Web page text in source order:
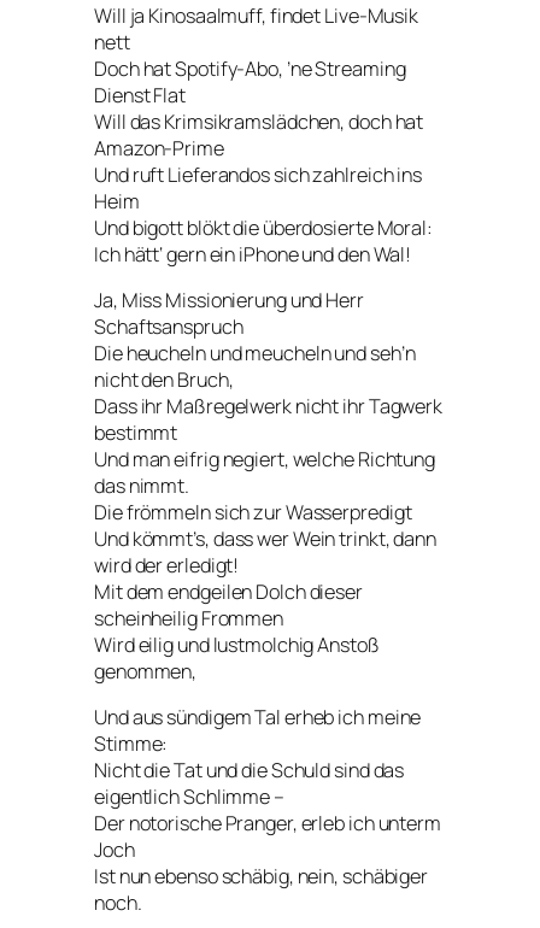
Will ja Kinosaalmuff, findet Live-Musik
nett
Doch hat Spotify-Abo, ’ne Streaming
Dienst Flat
Will das Krimsikramslädchen, doch hat
Amazon-Prime
Und ruft Lieferandos sich zahlreich ins
Heim
Und bigott blökt die überdosierte Moral:
Ich hätt‘ gern ein iPhone und den Wal!
Ja, Miss Missionierung und Herr
Schaftsanspruch
Die heucheln und meucheln und seh’n
nicht den Bruch,
Dass ihr Maßregelwerk nicht ihr Tagwerk
bestimmt
Und man eifrig negiert, welche Richtung
das nimmt.
Die frömmeln sich zur Wasserpredigt
Und kömmt’s, dass wer Wein trinkt, dann
wird der erledigt!
Mit dem endgeilen Dolch dieser
scheinheilig Frommen
Wird eilig und lustmolchig Anstoß
genommen,
Und aus sündigem Tal erheb ich meine
Stimme:
Nicht die Tat und die Schuld sind das
eigentlich Schlimme –
Der notorische Pranger, erleb ich unterm
Joch
Ist nun ebenso schäbig, nein, schäbiger
noch.